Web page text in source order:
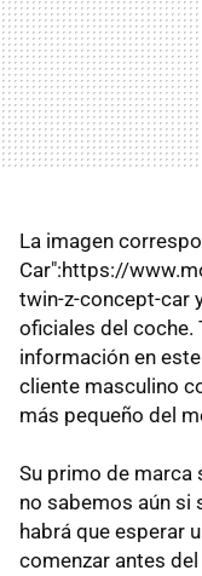
La imagen
Car":https://
twin-z-concept-car
oficiales del coche.
información en
cliente masculino
más pequeño del
Su primo de marca
no sabemos aún si
habrá que esperar
comenzar antes del